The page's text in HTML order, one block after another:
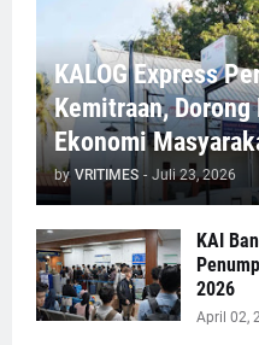
KALOG Express
Kemitraan, Dorong
Ekonomi
by VRITIMES - Juli 23, 2026
KAI
2026
April 02,